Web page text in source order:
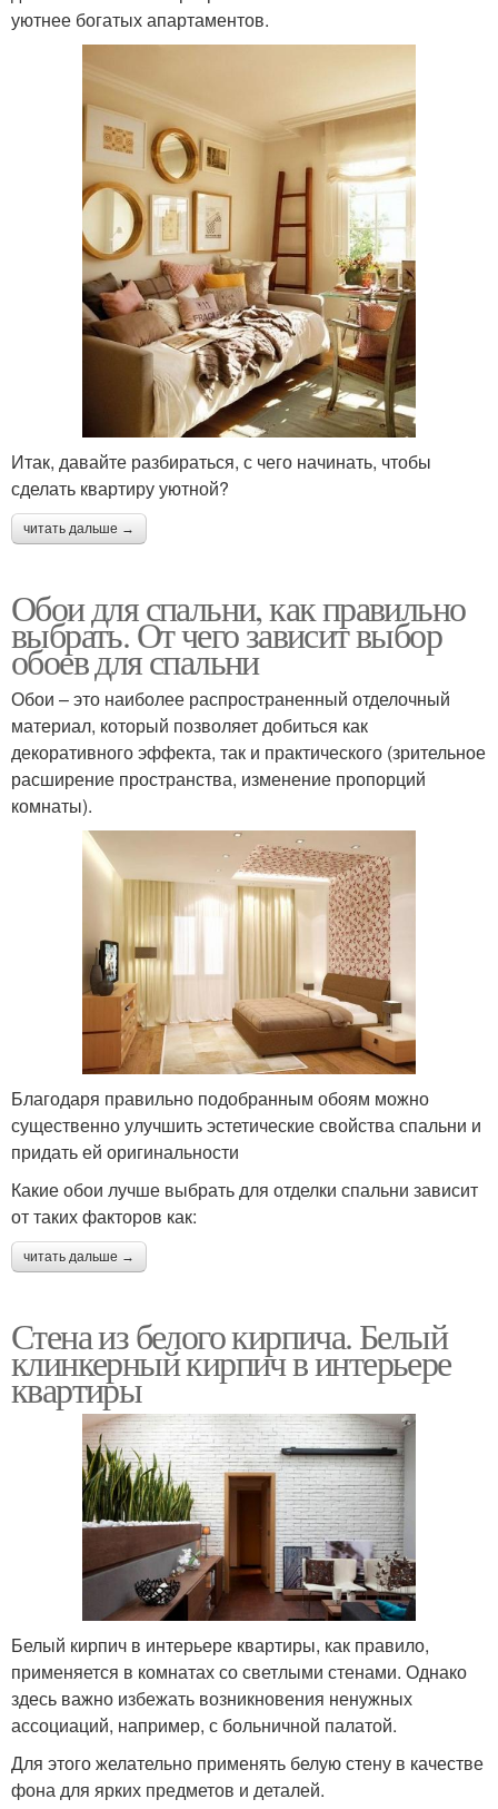
уютнее богатых апартаментов.
Итак, давайте разбираться, с чего начинать, чтобы
сделать квартиру уютной?
читать дальше →
Обои для спальни, как правильно
выбрать. От чего зависит выбор
обоев для спальни
Обои – это наиболее распространенный отделочный
материал, который позволяет добиться как
декоративного эффекта, так и практического (зрительное
расширение пространства, изменение пропорций
комнаты).
Благодаря правильно подобранным обоям можно
существенно улучшить эстетические свойства спальни и
придать ей оригинальности
Какие обои лучше выбрать для отделки спальни зависит
от таких факторов как:
читать дальше →
Стена из белого кирпича. Белый
клинкерный кирпич в интерьере
квартиры
Белый кирпич в интерьере квартиры, как правило,
применяется в комнатах со светлыми стенами. Однако
здесь важно избежать возникновения ненужных
ассоциаций, например, с больничной палатой.
Для этого желательно применять белую стену в качестве
фона для ярких предметов и деталей.